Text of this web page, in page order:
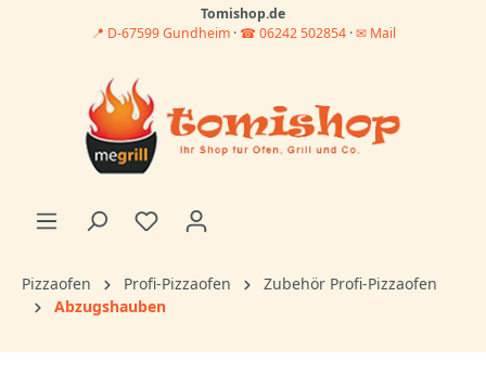
Tomishop.de
📍 D-67599 Gundheim · ☎ 06242 502854·✉ Mail
Pizzaofen Profi-Pizzaofen
Zubehör Profi-Pizzaofen
Abzugshauben